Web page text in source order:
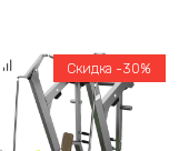
Скидка -30%